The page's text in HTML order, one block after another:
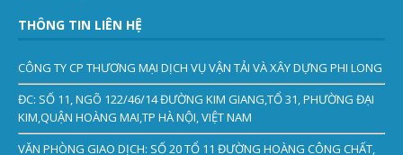
THÔNG TIN LIÊN HỆ
CÔNG TY CP THƯƠNG MẠI DỊCH VỤ VẬN TẢI VÀ XÂY DỰNG PHI LONG
ĐC: SỐ 11, NGÕ 122/46/14 ĐƯỜNG KIM GIANG,TỔ 31, PHƯỜNG ĐẠI
KIM,QUẬN HOÀNG MAI,TP HÀ NỘI, VIỆT NAM
VĂN PHÒNG GIAO DỊCH: SỐ 20 TỔ 11 ĐƯỜNG HOÀNG CÔNG CHẤT,